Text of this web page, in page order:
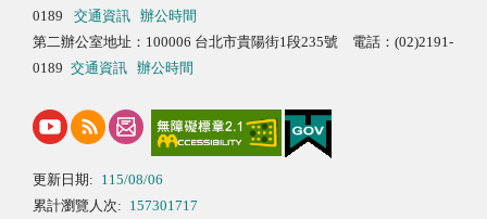
0189
交通資訊
辦公時間
第二辦公室地址：100006 台北市貴陽街1段235號 電話：(02)2191-
0189 交通資訊 辦公時間
更新日期: 115/08/06
累計瀏覽人次: 157301717